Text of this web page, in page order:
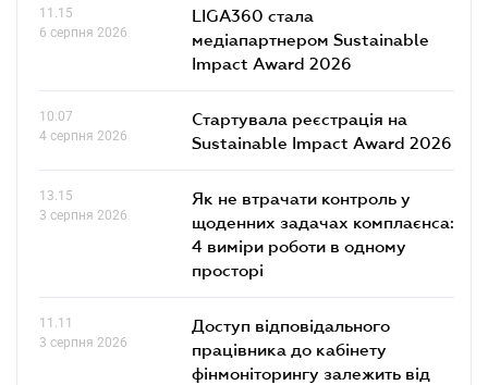
11.15
6 серпня 2026
LIGA360 стала
медіапартнером Sustainable
Impact Award 2026
10.07
4 серпня 2026
Стартувала реєстрація на
Sustainable Impact Award 2026
13.15
3 серпня 2026
Як не втрачати контроль у
щоденних задачах комплаєнса:
4 виміри роботи в одному
просторі
11.11
3 серпня 2026
Доступ відповідального
працівника до кабінету
фінмоніторингу залежить від